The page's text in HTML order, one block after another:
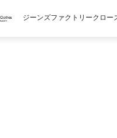
ジーンズファクトリークロー